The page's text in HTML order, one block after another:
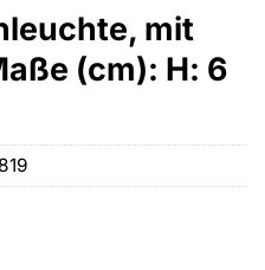
mit
(cm): H: 6